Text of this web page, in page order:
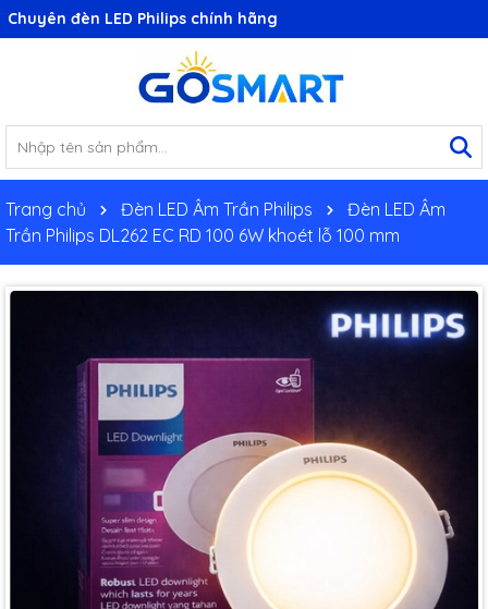
Chuyên đèn LED Philips chính hãng
Trang chủ Đèn LED Âm Trần Philips
Đèn LED Âm
Trần Philips DL262 EC RD 100 6W khoét lỗ 100 mm